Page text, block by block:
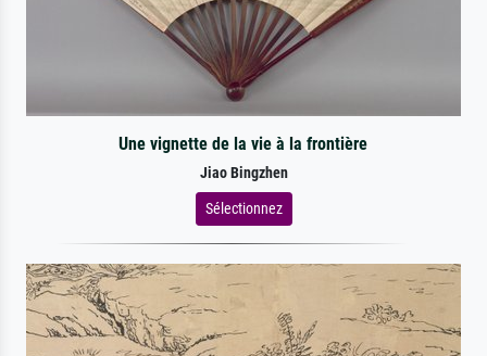
Une vignette de la vie à la frontière
Jiao Bingzhen
Sélectionnez